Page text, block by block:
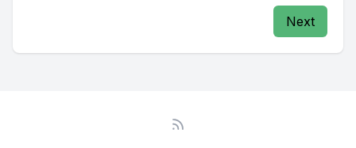
Next